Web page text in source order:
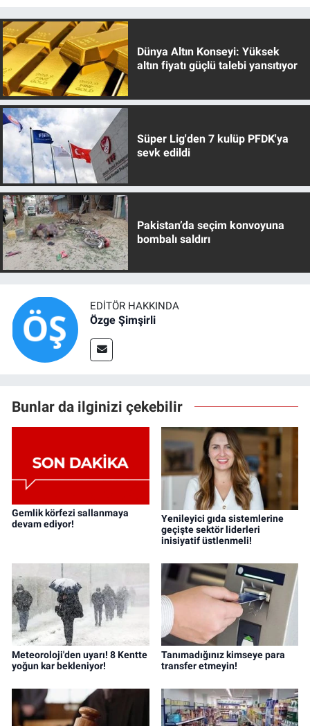
Dünya Altın Konseyi: Yüksek
altın fiyatı güçlü talebi yansıtıyor
Süper Lig'den 7 kulüp PFDK'ya
sevk edildi
Pakistan’da seçim konvoyuna
bombalı saldırı
EDITÖR HAKKINDA
Özge Şimşirli
Bunlar da ilginizi çekebilir
Gemlik körfezi sallanmaya
devam ediyor!
Yenileyici gıda sistemlerine
geçişte sektör liderleri
inisiyatif üstlenmeli!
Meteoroloji'den uyarı! 8 Kentte
yoğun kar bekleniyor!
Tanımadığınız kimseye para
transfer etmeyin!